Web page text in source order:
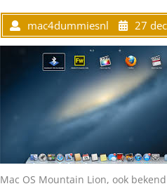
mac4dummiesnl 27
Mac OS Mountain Lion, ook